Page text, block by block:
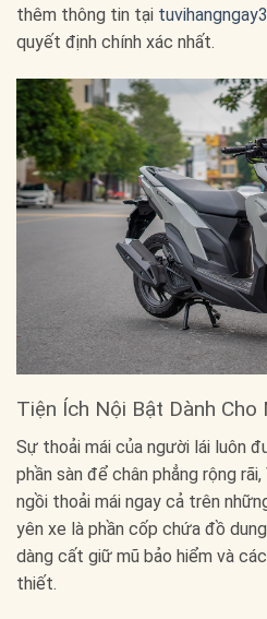
thêm thông tin tại
quyết định chính xác nhất.
Tiện Ích Nội Bật Dành Cho
Sự thoải mái của người lái luôn
phần sàn để chân phẳng rộng
ngồi thoải mái ngay cả trên
yên xe là phần cốp chứa đồ
dàng cất giữ mũ bảo hiểm và
thiết.